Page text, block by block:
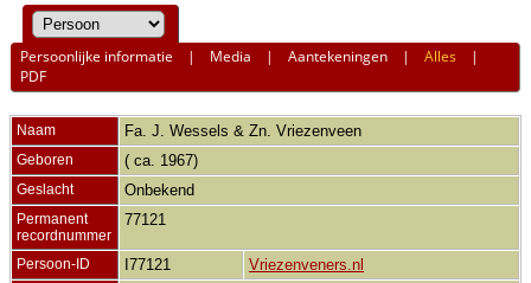
Persoonlijke informatie | Media |Aantekeningen |Alles |
PDF
Naam Fa. J. Wessels & Zn. Vriezenveen
Geboren ( ca. 1967)
Geslacht Onbekend
Permanent
recordnummer
77121
Persoon-ID I77121 Vriezenveners.nl